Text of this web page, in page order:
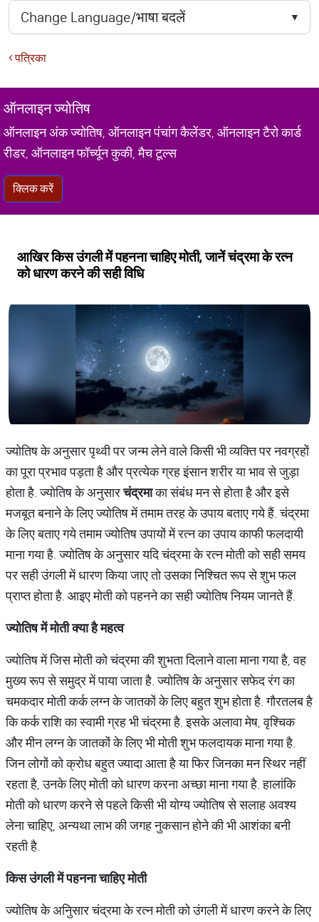
पत्रिका
ऑनलाइन ज्योतिष
ऑनलाइन अंक ज्योतिष, ऑनलाइन पंचांग कैलेंडर, ऑनलाइन टैरो कार्ड
रीडर, ऑनलाइन फॉर्च्यून कुकी, मैच टूल्स
क्लिक करें
आखिर किस उंगली में पहनना चाहिए मोती, जानें चंद्रमा के रत्न
को धारण करने की सही विधि
ज्योतिष के अनुसार पृथ्वी पर जन्म लेने वाले किसी भी व्यक्ति पर नवग्रहों
का पूरा प्रभाव पड़ता है और प्रत्येक ग्रह इंसान शरीर या भाव से जुड़ा
होता है. ज्योतिष के अनुसारचंद्रमाका संबंध मन से होता है और इसे
मजबूत बनाने के लिए ज्योतिष में तमाम तरह के उपाय बताए गये हैं. चंद्रमा
के लिए बताए गये तमाम ज्योतिष उपायों में रत्न का उपाय काफी फलदायी
माना गया है. ज्योतिष के अनुसार यदि चंद्रमा के रत्न मोती को सही समय
पर सही उंगली में धारण किया जाए तो उसका निश्चित रूप से शुभ फल
प्राप्त होता है. आइए मोती को पहनने का सही ज्योतिष नियम जानते हैं.
ज्योतिष में मोती क्या है महत्व
ज्योतिष में जिस मोती को चंद्रमा की शुभता दिलाने वाला माना गया है, वह
मुख्य रूप से समुद्र में पाया जाता है. ज्योतिष के अनुसार सफेद रंग का
चमकदार मोती कर्क लग्न के जातकों के लिए बहुत शुभ होता है. गौरतलब है
कि कर्क राशि का स्वामी ग्रह भी चंद्रमा है. इसके अलावा मेष, वृश्चिक
और मीन लग्न के जातकों के लिए भी मोती शुभ फलदायक माना गया है.
जिन लोगों को क्रोध बहुत ज्यादा आता है या फिर जिनका मन स्थिर नहीं
रहता है, उनके लिए मोती को धारण करना अच्छा माना गया है. हालांकि
मोती को धारण करने से पहले किसी भी योग्य ज्योतिष से सलाह अवश्य
लेना चाहिए, अन्यथा लाभ की जगह नुकसान होने की भी आशंका बनी
रहती है.
किस उंगली में पहनना चाहिए मोती
ज्योतिष के अनिुसार चंद्रमा के रत्न मोती को उंगली में धारण करने के लिए